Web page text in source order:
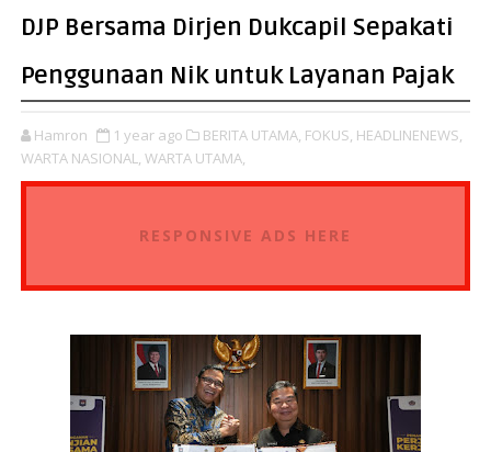
DJP Bersama Dirjen Dukcapil Sepakati
Penggunaan Nik untuk Layanan Pajak
Hamron 1 year ago BERITA UTAMA, FOKUS, HEADLINENEWS,
WARTA NASIONAL, WARTA UTAMA,
RESPONSIVE ADS HERE